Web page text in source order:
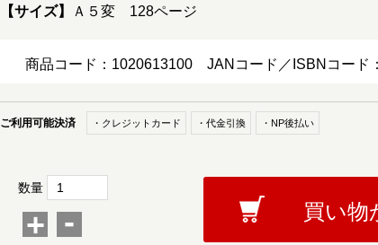
【サイズ】 Ａ５変 128ページ
商品コード：1020613100 JANコード／ISBNコード
ご利用可能決済 ・クレジットカード ・代金引換 ・NP後払い
数量
+ - 買い物